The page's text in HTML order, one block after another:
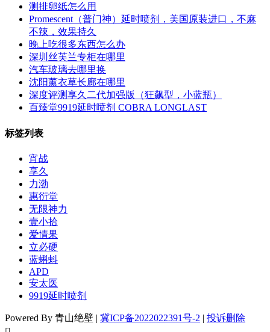
测排卵纸怎么用
Promescent（普门神）延时喷剂，美国原装进口，不麻
不辣，效果持久
晚上吃很多东西怎么办
深圳丝芙兰专柜在哪里
汽车玻璃去哪里换
沈阳薰衣草长廊在哪里
深度评测享久二代加强版（狂飙型，小蓝瓶）
百臻堂9919延时喷剂 COBRA LONGLAST
标签列表
宵战
享久
力渤
惠衍堂
无限神力
壹小拾
爱情果
立必硬
蓝蝌蚪
APD
安太医
9919延时喷剂
Powered By 青山绝壁 | 冀ICP备2022022391号-2 | 投诉删除